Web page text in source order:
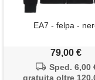
EA7 - felpa -
79,00 €
Sped. 6,00
gratuita oltre